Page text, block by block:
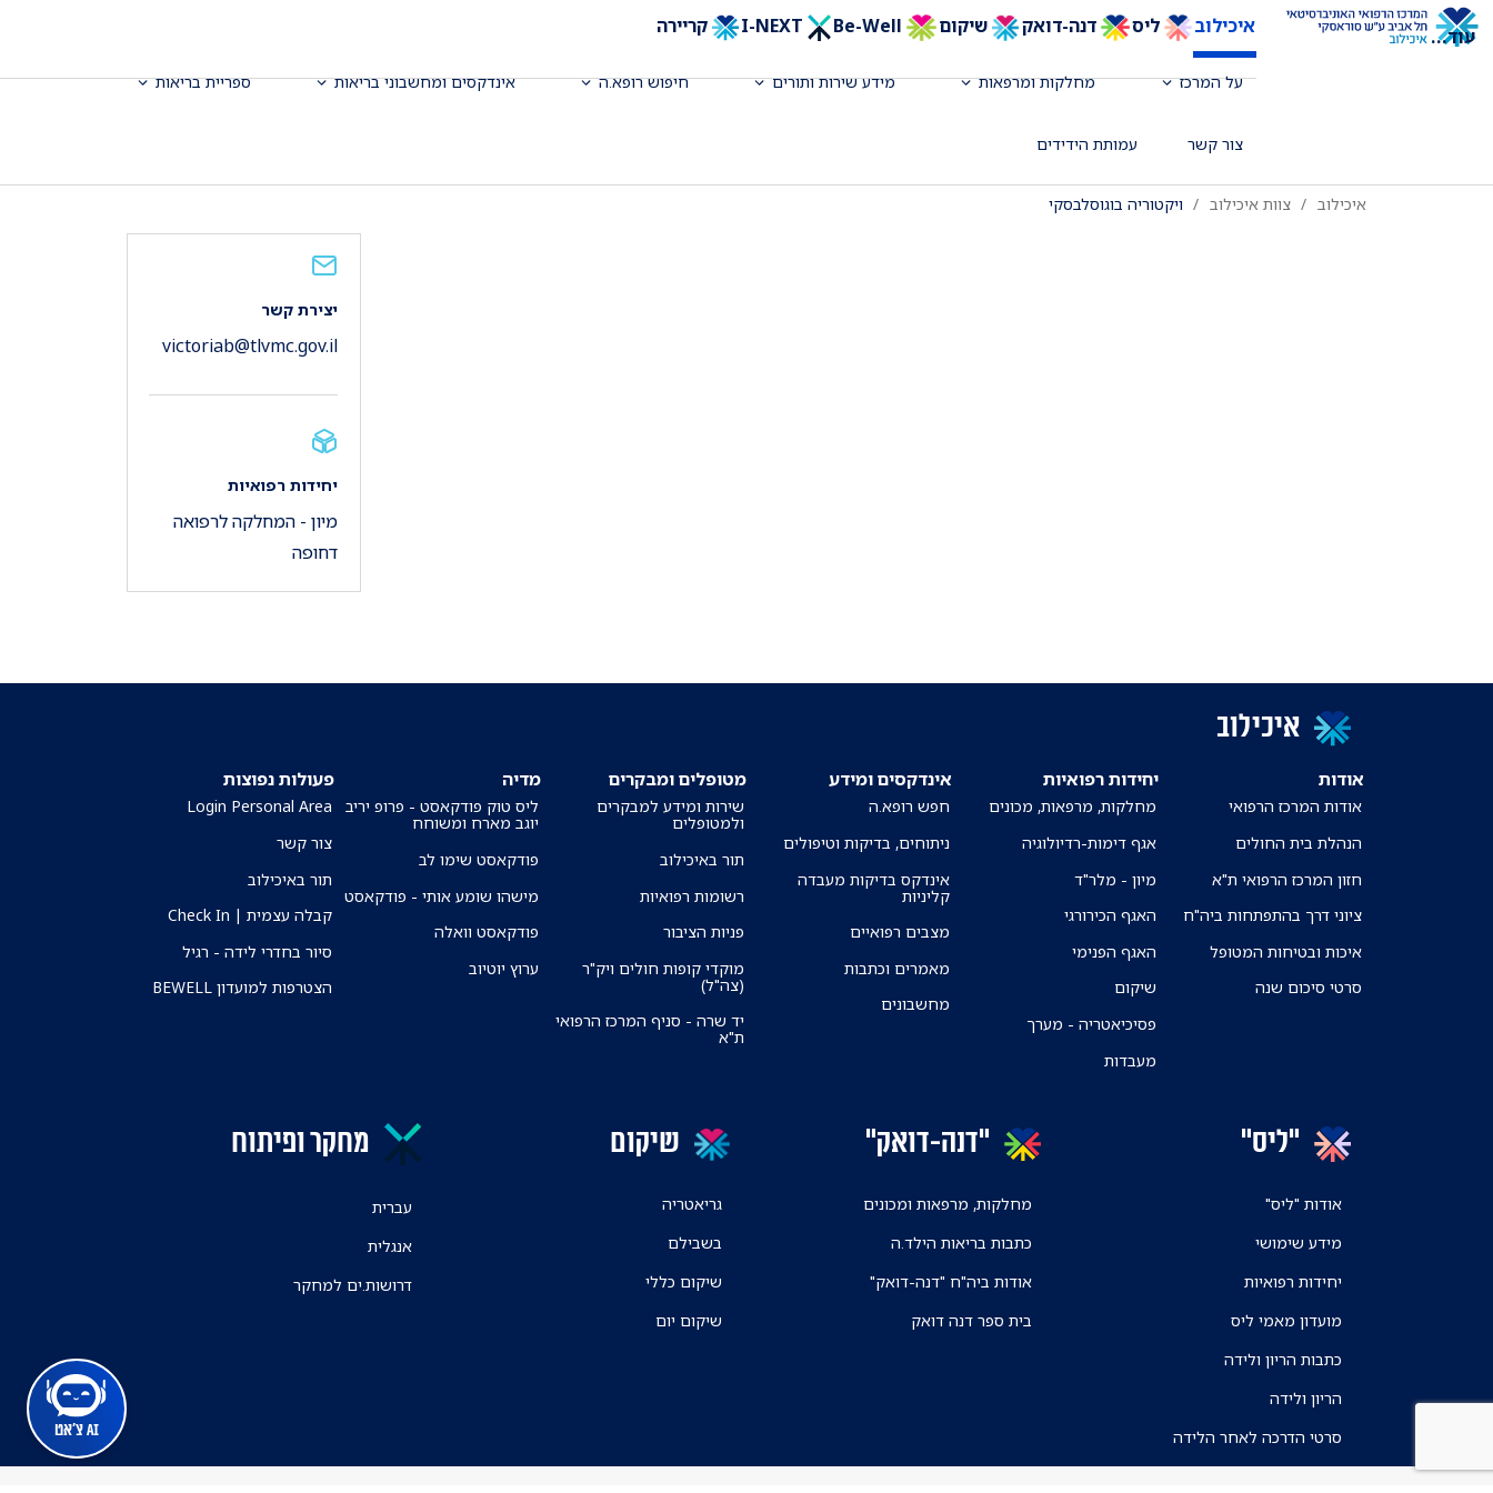
איכילוב ליס דנה-דואק שיקום Be-Well קריירה
על המרכז מחלקות ומרפאות מידע שירות ותורים חיפוש רופא.ה אינדקסים ומחשבוני בריאות ספריית בריאות
צור קשר עמותת הידידים
עוד...
AI צ'אט
מומחית ברפואה דחופה, מנהלת אשפוז קצר מועד
איכילוב צוות איכילוב ויקטוריה בוגוסלבסקי
יצירת קשר
victoriab@tlvmc.gov.il
יחידות רפואיות
מיון - המחלקה לרפואה
דחופה
איכילוב
אודות
אודות המרכז הרפואי
הנהלת בית החולים
חזון המרכז הרפואי ת"א
ציוני דרך בהתפתחות ביה"ח
איכות ובטיחות המטופל
סרטי סיכום שנה
יחידות רפואיות
מחלקות, מרפאות, מכונים
אגף דימות-רדיולוגיה
מיון - מלר"ד
האגף הכירורגי
האגף הפנימי
שיקום
פסיכיאטריה - מערך
מעבדות
אינדקסים ומידע
חפש רופא.ה
ניתוחים, בדיקות וטיפולים
אינדקס בדיקות מעבדה
קליניות
מצבים רפואיים
מאמרים וכתבות
מחשבונים
מטופלים ומבקרים
שירות ומידע למבקרים
ולמטופלים
תור באיכילוב
רשומות רפואיות
פניות הציבור
מוקדי קופות חולים ויק"ר
(צה"ל)
יד שרה - סניף המרכז הרפואי
ת"א
מדיה
ליס טוק פודקאסט - פרופ יריב
יוגב מארח ומשוחח
פודקאסט שימו לב
מישהו שומע אותי - פודקאסט
פודקאסט וואלה
ערוץ יוטיוב
פעולות נפוצות
Login Personal Area
צור קשר
תור באיכילוב
קבלה עצמית | Check In
סיור בחדרי לידה - רגיל
הצטרפות למועדון BEWELL
"ליס"
אודות "ליס"
מידע שימושי
יחידות רפואיות
מועדון מאמי ליס
כתבות הריון ולידה
הריון ולידה
סרטי הדרכה לאחר הלידה
"דנה-דואק"
מחלקות, מרפאות ומכונים
כתבות בריאות הילד.ה
אודות ביה"ח "דנה-דואק"
בית ספר דנה דואק
שיקום
גריאטריה
בשבילם
שיקום כללי
שיקום יום
מחקר ופיתוח
עברית
אנגלית
דרושות.ים למחקר